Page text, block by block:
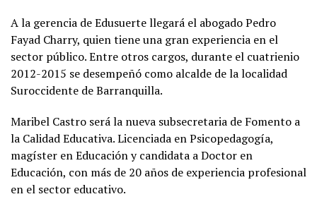
A la gerencia de Edusuerte llegará el abogado Pedro
Fayad Charry, quien tiene una gran experiencia en el
sector público. Entre otros cargos, durante el cuatrienio
2012-2015 se desempeñó como alcalde de la localidad
Suroccidente de Barranquilla.
Maribel Castro será la nueva subsecretaria de Fomento a
la Calidad Educativa. Licenciada en Psicopedagogía,
magíster en Educación y candidata a Doctor en
Educación, con más de 20 años de experiencia profesional
en el sector educativo.